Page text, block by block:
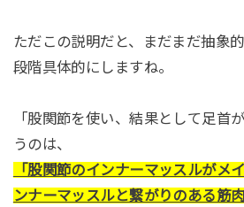
ただこの説明だと、まだまだ抽象
段階具体的にしますね。
「股関節を使い、結果として足首
うのは、
「股関節のインナーマッスルがメ
ンナーマッスルと繋がりのある筋